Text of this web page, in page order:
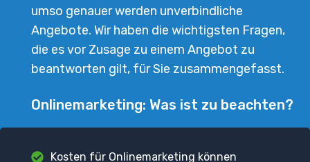
umso genauer werden unverbindliche
Angebote. Wir haben die wichtigsten Fragen,
die es vor Zusage zu einem Angebot zu
beantworten gilt, für Sie zusammengefasst.
Onlinemarketing: Was ist zu beachten?
Kosten für Onlinemarketing können